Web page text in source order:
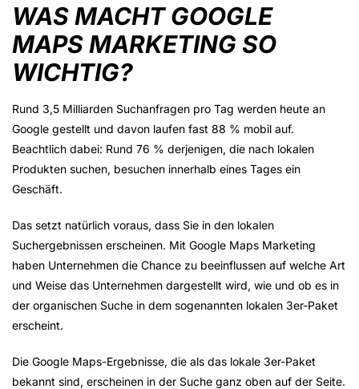
WAS MACHT GOOGLE
MAPS MARKETING SO
WICHTIG?
Rund 3,5 Milliarden Suchanfragen pro Tag werden heute an
Google gestellt und davon laufen fast 88 % mobil auf.
Beachtlich dabei: Rund 76 % derjenigen, die nach lokalen
Produkten suchen, besuchen innerhalb eines Tages ein
Geschäft.
Das setzt natürlich voraus, dass Sie in den lokalen
Suchergebnissen erscheinen. Mit Google Maps Marketing
haben Unternehmen die Chance zu beeinflussen auf welche Art
und Weise das Unternehmen dargestellt wird, wie und ob es in
der organischen Suche in dem sogenannten lokalen 3er-Paket
erscheint.
Die Google Maps-Ergebnisse, die als das lokale 3er-Paket
bekannt sind, erscheinen in der Suche ganz oben auf der Seite.